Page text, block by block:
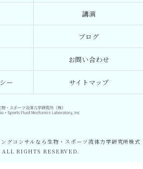
講演
ブログ
お問い合わせ
ー サイトマップ
グコンサルなら生物・スポーツ流体力学研究所株式
ALL RIGHTS RESERVED.